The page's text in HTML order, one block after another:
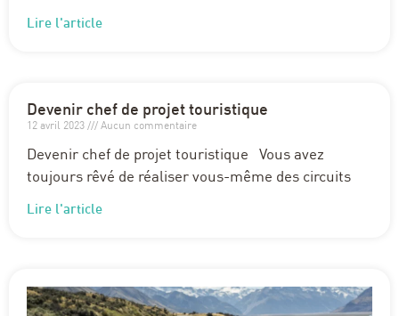
Lire l'article
Devenir chef de projet touristique
12 avril 2023 Aucun commentaire
Devenir chef de projet touristique Vous avez
toujours rêvé de réaliser vous-même des circuits
Lire l'article